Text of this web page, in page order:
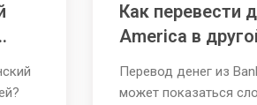
Как перевести
America в
Перевод денег из
может показаться